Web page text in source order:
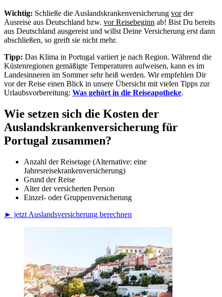
Wichtig: Schließe die Auslandskrankenversicherung vorder
Ausreise aus Deutschland bzw. vor Reisebeginn ab! Bist Du bereits
aus Deutschland ausgereist und willst Deine Versicherung erst dann
abschließen, so greift sie nicht mehr.
Tipp: Das Klima in Portugal variiert je nach Region. Während die
Küstenregionen gemäßigte Temperaturen aufweisen, kann es im
Landesinneren im Sommer sehr heiß werden. Wir empfehlen Dir
vor der Reise einen Blick in unsere Übersicht mit vielen Tipps zur
Urlaubsvorbereitung: Was gehört in die Reiseapotheke.
Wie setzen sich die Kosten der
Auslandskrankenversicherung für
Portugal zusammen?
Anzahl der Reisetage (Alternative: eine
Jahresreisekrankenversicherung)
Grund der Reise
Alter der versicherten Person
Einzel- oder Gruppenversicherung
► jetzt Auslandsversicherung berechnen